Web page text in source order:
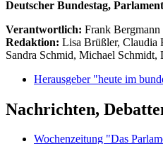
Deutscher Bundestag,
Verantwortlich: Frank Bergmann
Redaktion: Lisa Brüßler, Claudia
Sandra Schmid, Michael
Herausgeber "heute im
Nachrichten,
Wochenzeitung "Das